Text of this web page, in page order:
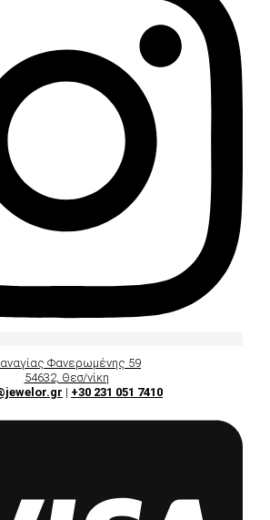
Φανερωμένης 59
54632, Θεσ/νίκη
| +30 231 051 7410